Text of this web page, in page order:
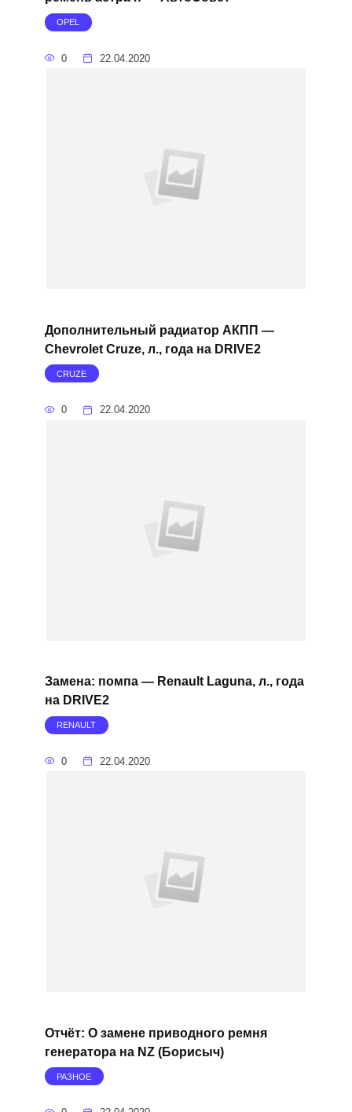
OPEL
0 22.04.2020
Дополнительный радиатор АКПП —
Chevrolet Cruze, л., года на DRIVE2
CRUZE
0 22.04.2020
Замена: помпа — Renault Laguna, л., года
на DRIVE2
RENAULT
0 22.04.2020
Отчёт: О замене приводного ремня
генератора на NZ (Борисыч)
РАЗНОЕ